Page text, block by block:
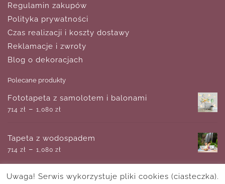
Regulamin zakupów
Polityka prywatności
Czas realizacji i koszty dostawy
Reklamacje i zwroty
Blog o dekoracjach
Polecane produkty
Fototapeta z samolotem i balonami
714 zł – 1,080 zł
Tapeta z wodospadem
714 zł – 1,080 zł
Plakat z cytatem Einsteina o wyobraźni i
Uwaga! Serwis wykorzystuje pliki cookies (ciasteczka).